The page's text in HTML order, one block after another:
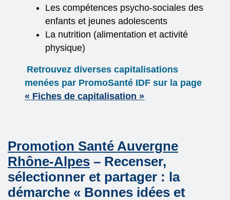
Les compétences psycho-sociales des
enfants et jeunes adolescents
La nutrition (alimentation et activité
physique)
Retrouvez diverses capitalisations
menées par PromoSanté IDF sur la page
« Fiches de capitalisation »
Promotion Santé Auvergne
Rhône-Alpes – Recenser,
sélectionner et partager : la
démarche « Bonnes idées et